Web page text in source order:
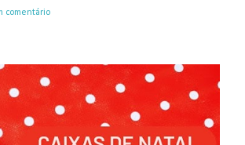
comentário